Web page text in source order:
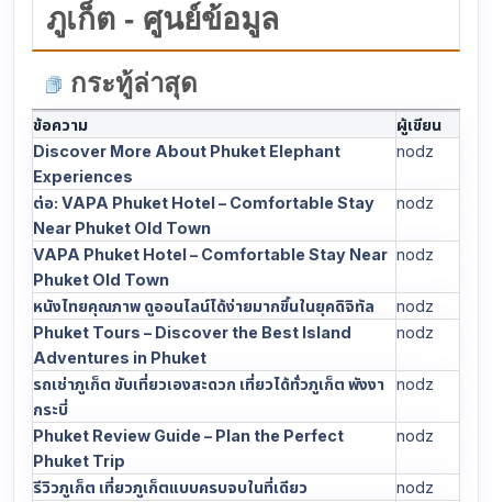
ภูเก็ต - ศูนย์ข้อมูล
กระทู้ล่าสุด
ข้อความ
ผู้เขียน
Discover More About Phuket Elephant
Experiences
nodz
ต่อ: VAPA Phuket Hotel – Comfortable Stay
Near Phuket Old Town
nodz
VAPA Phuket Hotel – Comfortable Stay Near
Phuket Old Town
nodz
หนังไทยคุณภาพ ดูออนไลน์ได้ง่ายมากขึ้นในยุคดิจิทัล
nodz
Phuket Tours – Discover the Best Island
Adventures in Phuket
nodz
รถเช่าภูเก็ต ขับเที่ยวเองสะดวก เที่ยวได้ทั่วภูเก็ต พังงา
กระบี่
nodz
Phuket Review Guide – Plan the Perfect
Phuket Trip
nodz
รีวิวภูเก็ต เที่ยวภูเก็ตแบบครบจบในที่เดียว
nodz